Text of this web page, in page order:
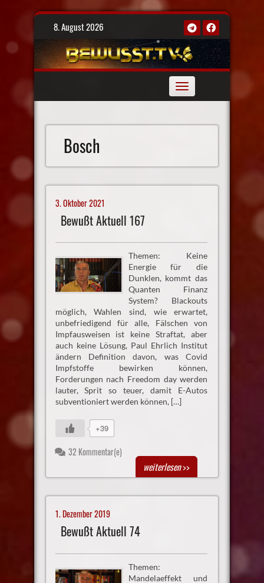
Skip
8. August 2026
Toggle
navigation
Bosch
3. Oktober 2021
Bewußt Aktuell 167
Themen: Keine
Energie für die
Dunklen, kommt das
Quanten Finanz
System? Blackouts
möglich, Wahlen sind, wie erwartet,
unbefriedigend für alle, Fälschen von
Impfausweisen ist keine Straftat, aber
auch keine Lösung, Paul Ehrlich Institut
ändern Definition davon, was Covid
Impfstoffe bewirken können,
Forderungen nach Freedom day werden
lauter, Sprit so teuer, damit E-Autos
subventioniert werden können, […]
+39
32 Kommentar(e)
weiterlesen>>
1. Dezember 2019
Bewußt Aktuell 74
Themen:
Mandelaeffekt und